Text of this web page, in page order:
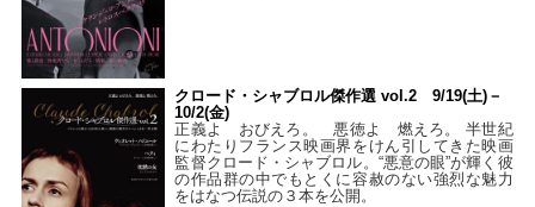
クロード・シャブロル傑作選 vol.2 9/19(土)－
10/2(金)
正義よ おびえろ。 悪徳よ 燃えろ。 半世紀
にわたりフランス映画界をけん引してきた映画
監督クロード・シャブロル。“悪意の眼”が輝く彼
の作品群の中でもとくに容赦のない強烈な魅力
をはなつ伝説の３本を公開。